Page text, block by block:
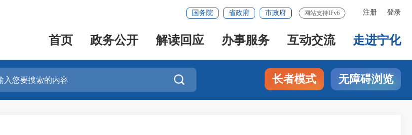
注册 登录
国务院 省政府 市政府 网站支持IPv6
首页 政务公开 解读回应 办事服务 互动交流 走进宁化
 长者模式 无障碍浏览